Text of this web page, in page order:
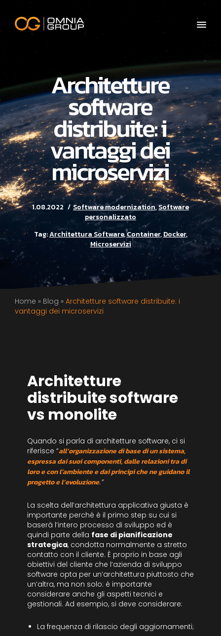
Architetture
software
distribuite: i
vantaggi dei
microservizi
1.08.2022 Software modernization,Software
personalizzato
Tag:Architettura Software,Container,Docker,
Microservizi
Home » Blog » Architetture software distribuite: i
vantaggi dei microservizi
Architetture
distribuite software
vs monolite
Quando si parla di architetture software, ci si
riferisce “all’organizzazione di base di un sistema,
espressa dai suoi componenti, dalle relazioni tra di
loro e con l’ambiente e dai principi che ne guidano il
progetto e l’evoluzione.”
La scelta dell’architettura applicativa giusta è
importante perché è il primo step su cui si
baserà l’intero processo di sviluppo ed è
quindi parte della fase di pianificazione
strategica, condotta normalmente a stretto
contatto con il cliente. È proprio in base agli
obiettivi del cliente che l’azienda di sviluppo
software opta per un’architettura piuttosto che
un’altra, ma non solo: è importante
considerare anche gli aspetti tecnici e
gestionali. Ad esempio, si deve considerare:
La frequenza di rilascio degli aggiornamenti;